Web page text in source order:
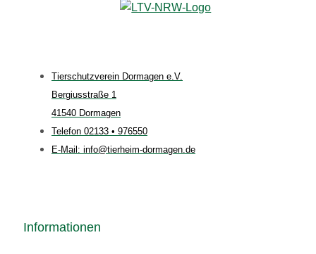
Tierschutzverein Dormagen e.V.
Bergiusstraße 1
41540 Dormagen
Telefon 02133 • 976550
E-Mail: info@tierheim-dormagen.de
Informationen